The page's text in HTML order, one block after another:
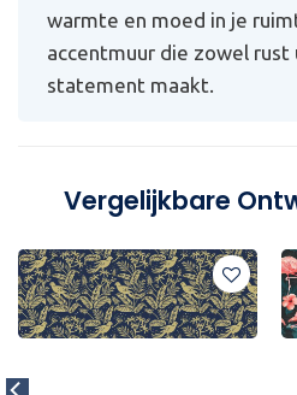
warmte en moed in je
accentmuur die zowel
statement maakt.
Vergelijkbare